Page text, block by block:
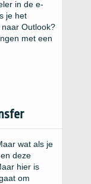
in de e-
je het
Outlook?
met een
wat als je
deze
hier is
om